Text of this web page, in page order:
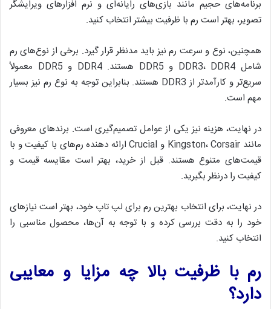
برنامه‌های حجیم مانند بازی‌های رایانه‌ای و نرم افزارهای ویرایشگر
تصویر، بهتر است رم با ظرفیت بیشتر انتخاب کنید.
همچنین، نوع و سرعت رم نیز باید مدنظر قرار گیرد. برخی از نوع‌های رم
شامل DDR3، DDR4 و DDR5 هستند. DDR4 و DDR5 معمولاً
سریع‌تر و کارآمدتر از DDR3 هستند. بنابراین توجه به نوع رم نیز بسیار
مهم است.
در نهایت، هزینه نیز یکی از عوامل تصمیم‌گیری است. برندهای معروفی
مانند Kingston، Corsair و Crucial ارائه دهنده رم‌های با کیفیت و با
قیمت‌های متنوع هستند. قبل از خرید، بهتر است مقایسه قیمت و
کیفیت را درنظر بگیرید.
در نهایت، برای انتخاب بهترین رم برای لپ تاپ خود، بهتر است نیازهای
خود را به دقت بررسی کرده و با توجه به آن‌ها، محصول مناسبی را
انتخاب کنید.
رم با ظرفیت بالا چه مزایا و معایبی
دارد؟